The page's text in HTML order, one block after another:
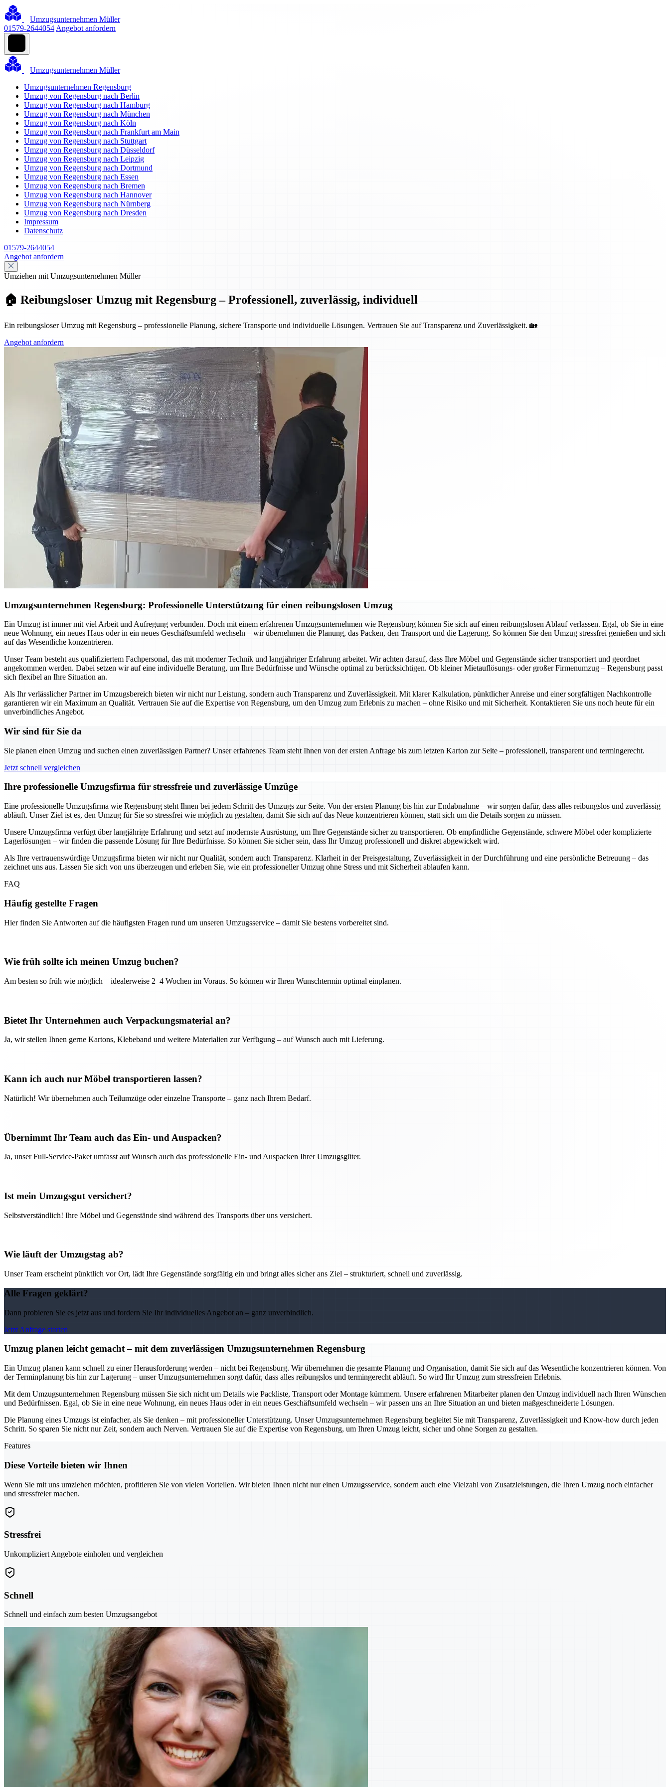
Umzugsunternehmen Müller
01579-2644054 Angebot anfordern
Umzugsunternehmen Müller
Umzugsunternehmen Regensburg
Umzug von Regensburg nach Berlin
Umzug von Regensburg nach Hamburg
Umzug von Regensburg nach München
Umzug von Regensburg nach Köln
Umzug von Regensburg nach Frankfurt am Main
Umzug von Regensburg nach Stuttgart
Umzug von Regensburg nach Düsseldorf
Umzug von Regensburg nach Leipzig
Umzug von Regensburg nach Dortmund
Umzug von Regensburg nach Essen
Umzug von Regensburg nach Bremen
Umzug von Regensburg nach Hannover
Umzug von Regensburg nach Nürnberg
Umzug von Regensburg nach Dresden
Impressum
Datenschutz
01579-2644054
Angebot anfordern
Umziehen mit Umzugsunternehmen Müller
🏠 Reibungsloser Umzug mit Regensburg – Professionell, zuverlässig, individuell
Ein reibungsloser Umzug mit Regensburg – professionelle Planung, sichere Transporte und individuelle Lösungen. Vertrauen Sie auf Transparenz und Zuverlässigkeit. 🏡
Angebot anfordern
Umzugsunternehmen Regensburg: Professionelle Unterstützung für einen reibungslosen Umzug
Ein Umzug ist immer mit viel Arbeit und Aufregung verbunden. Doch mit einem erfahrenen Umzugsunternehmen wie Regensburg können Sie sich auf einen reibungslosen Ablauf verlassen. Egal, ob Sie in eine
neue Wohnung, ein neues Haus oder in ein neues Geschäftsumfeld wechseln – wir übernehmen die Planung, das Packen, den Transport und die Lagerung. So können Sie den Umzug stressfrei genießen und sich
auf das Wesentliche konzentrieren.
Unser Team besteht aus qualifiziertem Fachpersonal, das mit moderner Technik und langjähriger Erfahrung arbeitet. Wir achten darauf, dass Ihre Möbel und Gegenstände sicher transportiert und geordnet
angekommen werden. Dabei setzen wir auf eine individuelle Beratung, um Ihre Bedürfnisse und Wünsche optimal zu berücksichtigen. Ob kleiner Mietauflösungs- oder großer Firmenumzug – Regensburg passt
sich flexibel an Ihre Situation an.
Als Ihr verlässlicher Partner im Umzugsbereich bieten wir nicht nur Leistung, sondern auch Transparenz und Zuverlässigkeit. Mit klarer Kalkulation, pünktlicher Anreise und einer sorgfältigen Nachkontrolle
garantieren wir ein Maximum an Qualität. Vertrauen Sie auf die Expertise von Regensburg, um den Umzug zum Erlebnis zu machen – ohne Risiko und mit Sicherheit. Kontaktieren Sie uns noch heute für ein
unverbindliches Angebot.
Wir sind für Sie da
Sie planen einen Umzug und suchen einen zuverlässigen Partner? Unser erfahrenes Team steht Ihnen von der ersten Anfrage bis zum letzten Karton zur Seite – professionell, transparent und termingerecht.
Jetzt schnell vergleichen
Ihre professionelle Umzugsfirma für stressfreie und zuverlässige Umzüge
Eine professionelle Umzugsfirma wie Regensburg steht Ihnen bei jedem Schritt des Umzugs zur Seite. Von der ersten Planung bis hin zur Endabnahme – wir sorgen dafür, dass alles reibungslos und zuverlässig
abläuft. Unser Ziel ist es, den Umzug für Sie so stressfrei wie möglich zu gestalten, damit Sie sich auf das Neue konzentrieren können, statt sich um die Details sorgen zu müssen.
Unsere Umzugsfirma verfügt über langjährige Erfahrung und setzt auf modernste Ausrüstung, um Ihre Gegenstände sicher zu transportieren. Ob empfindliche Gegenstände, schwere Möbel oder komplizierte
Lagerlösungen – wir finden die passende Lösung für Ihre Bedürfnisse. So können Sie sicher sein, dass Ihr Umzug professionell und diskret abgewickelt wird.
Als Ihre vertrauenswürdige Umzugsfirma bieten wir nicht nur Qualität, sondern auch Transparenz. Klarheit in der Preisgestaltung, Zuverlässigkeit in der Durchführung und eine persönliche Betreuung – das
zeichnet uns aus. Lassen Sie sich von uns überzeugen und erleben Sie, wie ein professioneller Umzug ohne Stress und mit Sicherheit ablaufen kann.
FAQ
Häufig gestellte Fragen
Hier finden Sie Antworten auf die häufigsten Fragen rund um unseren Umzugsservice – damit Sie bestens vorbereitet sind.
Wie früh sollte ich meinen Umzug buchen?
Am besten so früh wie möglich – idealerweise 2–4 Wochen im Voraus. So können wir Ihren Wunschtermin optimal einplanen.
Bietet Ihr Unternehmen auch Verpackungsmaterial an?
Ja, wir stellen Ihnen gerne Kartons, Klebeband und weitere Materialien zur Verfügung – auf Wunsch auch mit Lieferung.
Kann ich auch nur Möbel transportieren lassen?
Natürlich! Wir übernehmen auch Teilumzüge oder einzelne Transporte – ganz nach Ihrem Bedarf.
Übernimmt Ihr Team auch das Ein- und Auspacken?
Ja, unser Full-Service-Paket umfasst auf Wunsch auch das professionelle Ein- und Auspacken Ihrer Umzugsgüter.
Ist mein Umzugsgut versichert?
Selbstverständlich! Ihre Möbel und Gegenstände sind während des Transports über uns versichert.
Wie läuft der Umzugstag ab?
Unser Team erscheint pünktlich vor Ort, lädt Ihre Gegenstände sorgfältig ein und bringt alles sicher ans Ziel – strukturiert, schnell und zuverlässig.
Alle Fragen geklärt?
Dann probieren Sie es jetzt aus und fordern Sie Ihr individuelles Angebot an – ganz unverbindlich.
Jetzt Anfrage starten
Umzug planen leicht gemacht – mit dem zuverlässigen Umzugsunternehmen Regensburg
Ein Umzug planen kann schnell zu einer Herausforderung werden – nicht bei Regensburg. Wir übernehmen die gesamte Planung und Organisation, damit Sie sich auf das Wesentliche konzentrieren können. Von
der Terminplanung bis hin zur Lagerung – unser Umzugsunternehmen sorgt dafür, dass alles reibungslos und termingerecht abläuft. So wird Ihr Umzug zum stressfreien Erlebnis.
Mit dem Umzugsunternehmen Regensburg müssen Sie sich nicht um Details wie Packliste, Transport oder Montage kümmern. Unsere erfahrenen Mitarbeiter planen den Umzug individuell nach Ihren Wünschen
und Bedürfnissen. Egal, ob Sie in eine neue Wohnung, ein neues Haus oder in ein neues Geschäftsumfeld wechseln – wir passen uns an Ihre Situation an und bieten maßgeschneiderte Lösungen.
Die Planung eines Umzugs ist einfacher, als Sie denken – mit professioneller Unterstützung. Unser Umzugsunternehmen Regensburg begleitet Sie mit Transparenz, Zuverlässigkeit und Know-how durch jeden
Schritt. So sparen Sie nicht nur Zeit, sondern auch Nerven. Vertrauen Sie auf die Expertise von Regensburg, um Ihren Umzug leicht, sicher und ohne Sorgen zu gestalten.
Features
Diese Vorteile bieten wir Ihnen
Wenn Sie mit uns umziehen möchten, profitieren Sie von vielen Vorteilen. Wir bieten Ihnen nicht nur einen Umzugsservice, sondern auch eine Vielzahl von Zusatzleistungen, die Ihren Umzug noch einfacher
und stressfreier machen.
Stressfrei
Unkompliziert Angebote einholen und vergleichen
Schnell
Schnell und einfach zum besten Umzugsangebot